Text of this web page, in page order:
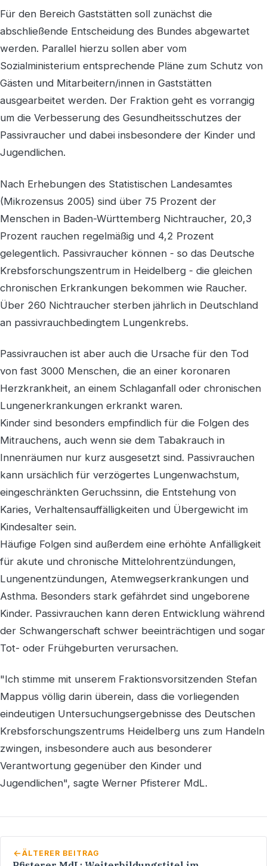
Für den Bereich Gaststätten soll zunächst die
abschließende Entscheidung des Bundes abgewartet
werden. Parallel hierzu sollen aber vom
Sozialministerium entsprechende Pläne zum Schutz von
Gästen und Mitarbeitern/innen in Gaststätten
ausgearbeitet werden. Der Fraktion geht es vorrangig
um die Verbesserung des Gesundheitsschutzes der
Passivraucher und dabei insbesondere der Kinder und
Jugendlichen.
Nach Erhebungen des Statistischen Landesamtes
(Mikrozensus 2005) sind über 75 Prozent der
Menschen in Baden-Württemberg Nichtraucher, 20,3
Prozent rauchen regelmäßig und 4,2 Prozent
gelegentlich. Passivraucher können - so das Deutsche
Krebsforschungszentrum in Heidelberg - die gleichen
chronischen Erkrankungen bekommen wie Raucher.
Über 260 Nichtraucher sterben jährlich in Deutschland
an passivrauchbedingtem Lungenkrebs.
Passivrauchen ist aber auch die Ursache für den Tod
von fast 3000 Menschen, die an einer koronaren
Herzkrankheit, an einem Schlaganfall oder chronischen
Lungenerkrankungen erkrankt waren.
Kinder sind besonders empfindlich für die Folgen des
Mitrauchens, auch wenn sie dem Tabakrauch in
Innenräumen nur kurz ausgesetzt sind. Passivrauchen
kann ursächlich für verzögertes Lungenwachstum,
eingeschränkten Geruchssinn, die Entstehung von
Karies, Verhaltensauffälligkeiten und Übergewicht im
Kindesalter sein.
Häufige Folgen sind außerdem eine erhöhte Anfälligkeit
für akute und chronische Mittelohrentzündungen,
Lungenentzündungen, Atemwegserkrankungen und
Asthma. Besonders stark gefährdet sind ungeborene
Kinder. Passivrauchen kann deren Entwicklung während
der Schwangerschaft schwer beeinträchtigen und sogar
Tot- oder Frühgeburten verursachen.
"Ich stimme mit unserem Fraktionsvorsitzenden Stefan
Mappus völlig darin überein, dass die vorliegenden
eindeutigen Untersuchungsergebnisse des Deutschen
Krebsforschungszentrums Heidelberg uns zum Handeln
zwingen, insbesondere auch aus besonderer
Verantwortung gegenüber den Kinder und
Jugendlichen", sagte Werner Pfisterer MdL.
ÄLTERER BEITRAG